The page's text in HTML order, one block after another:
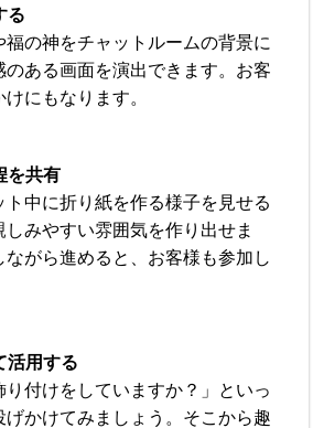
る
の神をチャットルームの背景に
ある画面を演出できます。お客
にもなります。
を共有
中に折り紙を作る様子を見せる
みやすい雰囲気を作り出せま
がら進めると、お客様も参加し
活用する
り付けをしていますか？」といっ
げかけてみましょう。そこから趣